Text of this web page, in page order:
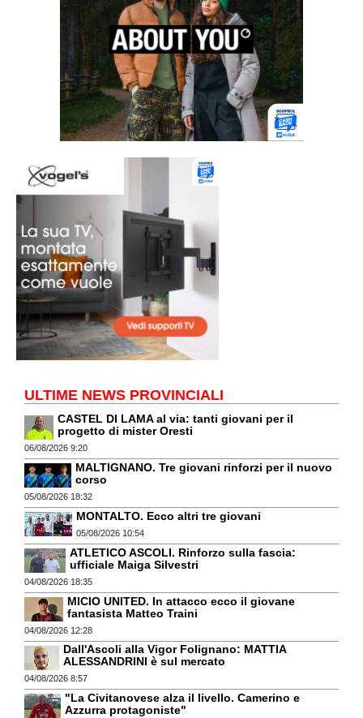
ULTIME NEWS PROVINCIALI
CASTEL DI LAMA al via: tanti giovani per il
progetto di mister Oresti
06/08/2026 9:20
MALTIGNANO. Tre giovani rinforzi per il nuovo
corso
05/08/2026 18:32
MONTALTO. Ecco altri tre giovani
05/08/2026 10:54
ATLETICO ASCOLI. Rinforzo sulla fascia:
ufficiale Maiga Silvestri
04/08/2026 18:35
MICIO UNITED. In attacco ecco il giovane
fantasista Matteo Traini
04/08/2026 12:28
Dall'Ascoli alla Vigor Folignano: MATTIA
ALESSANDRINI è sul mercato
04/08/2026 8:57
"La Civitanovese alza il livello. Camerino e
Azzurra protagoniste"